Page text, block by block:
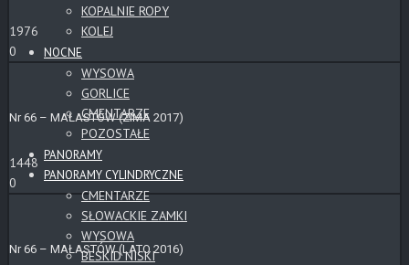
KOPALNIE ROPY
KOLEJ
NOCNE
WYSOWA
GORLICE
CMENTARZE
POZOSTAŁE
PANORAMY
PANORAMY CYLINDRYCZNE
CMENTARZE
SŁOWACKIE ZAMKI
WYSOWA
BESKID NISKI
1976
0
Nr 66 – MAŁASTÓW (ZIMA 2017)
1448
0
Nr 66 – MAŁASTÓW (LATO 2016)